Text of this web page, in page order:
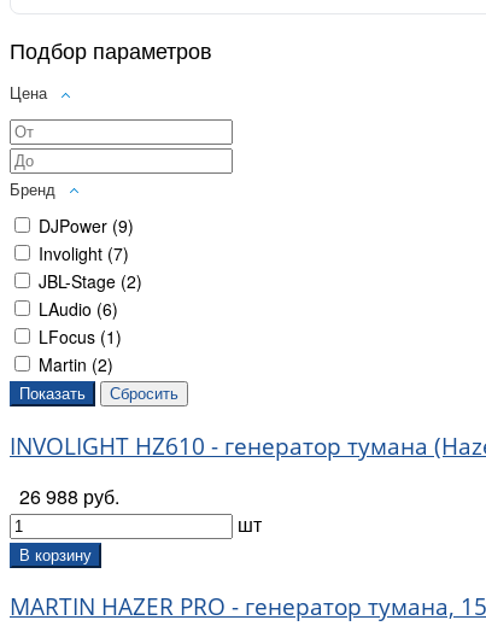
Подбор параметров
Цена
Бренд
DJPower (9)
Involight (7)
JBL-Stage (2)
LAudio (6)
LFocus (1)
Martin (2)
INVOLIGHT HZ610 - генератор тумана
26 988 руб.
шт
В корзину
MARTIN HAZER PRO - генератор тумана,